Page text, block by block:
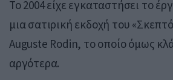
Το 2004 είχε εγκαταστήσει το
μια σατιρική εκδοχή του
Auguste Rodin, το οποίο όμως
αργότερα.